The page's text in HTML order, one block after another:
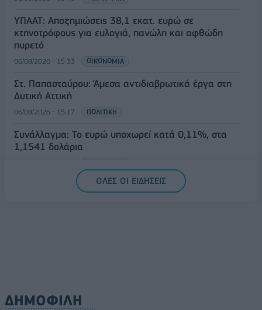
ΥΠΑΑΤ: Αποζημιώσεις 38,1 εκατ. ευρώ σε
κτηνοτρόφους για ευλογιά, πανώλη και αφθώδη
πυρετό
06/08/2026 - 15:33 ΟΙΚΟΝΟΜΙΑ
Στ. Παπασταύρου: Άμεσα αντιδιαβρωτικά έργα στη
Δυτική Αττική
06/08/2026 - 15:17 ΠΟΛΙΤΙΚΗ
Συνάλλαγμα: Το ευρώ υποχωρεί κατά 0,11%, στα
1,1541 δολάρια
ΟΛΕΣ ΟΙ ΕΙΔΗΣΕΙΣ
ΔΗΜΟΦΙΛΗ